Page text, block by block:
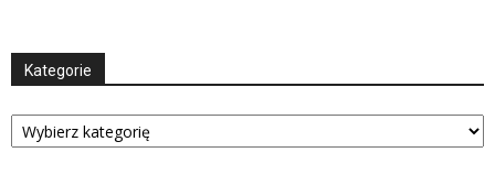
Kategorie
Kategorie